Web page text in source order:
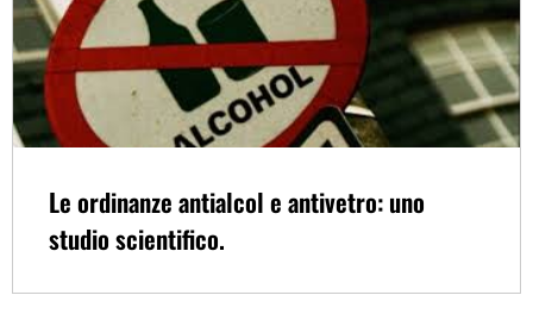
Le ordinanze antialcol e antivetro: uno
studio scientifico.